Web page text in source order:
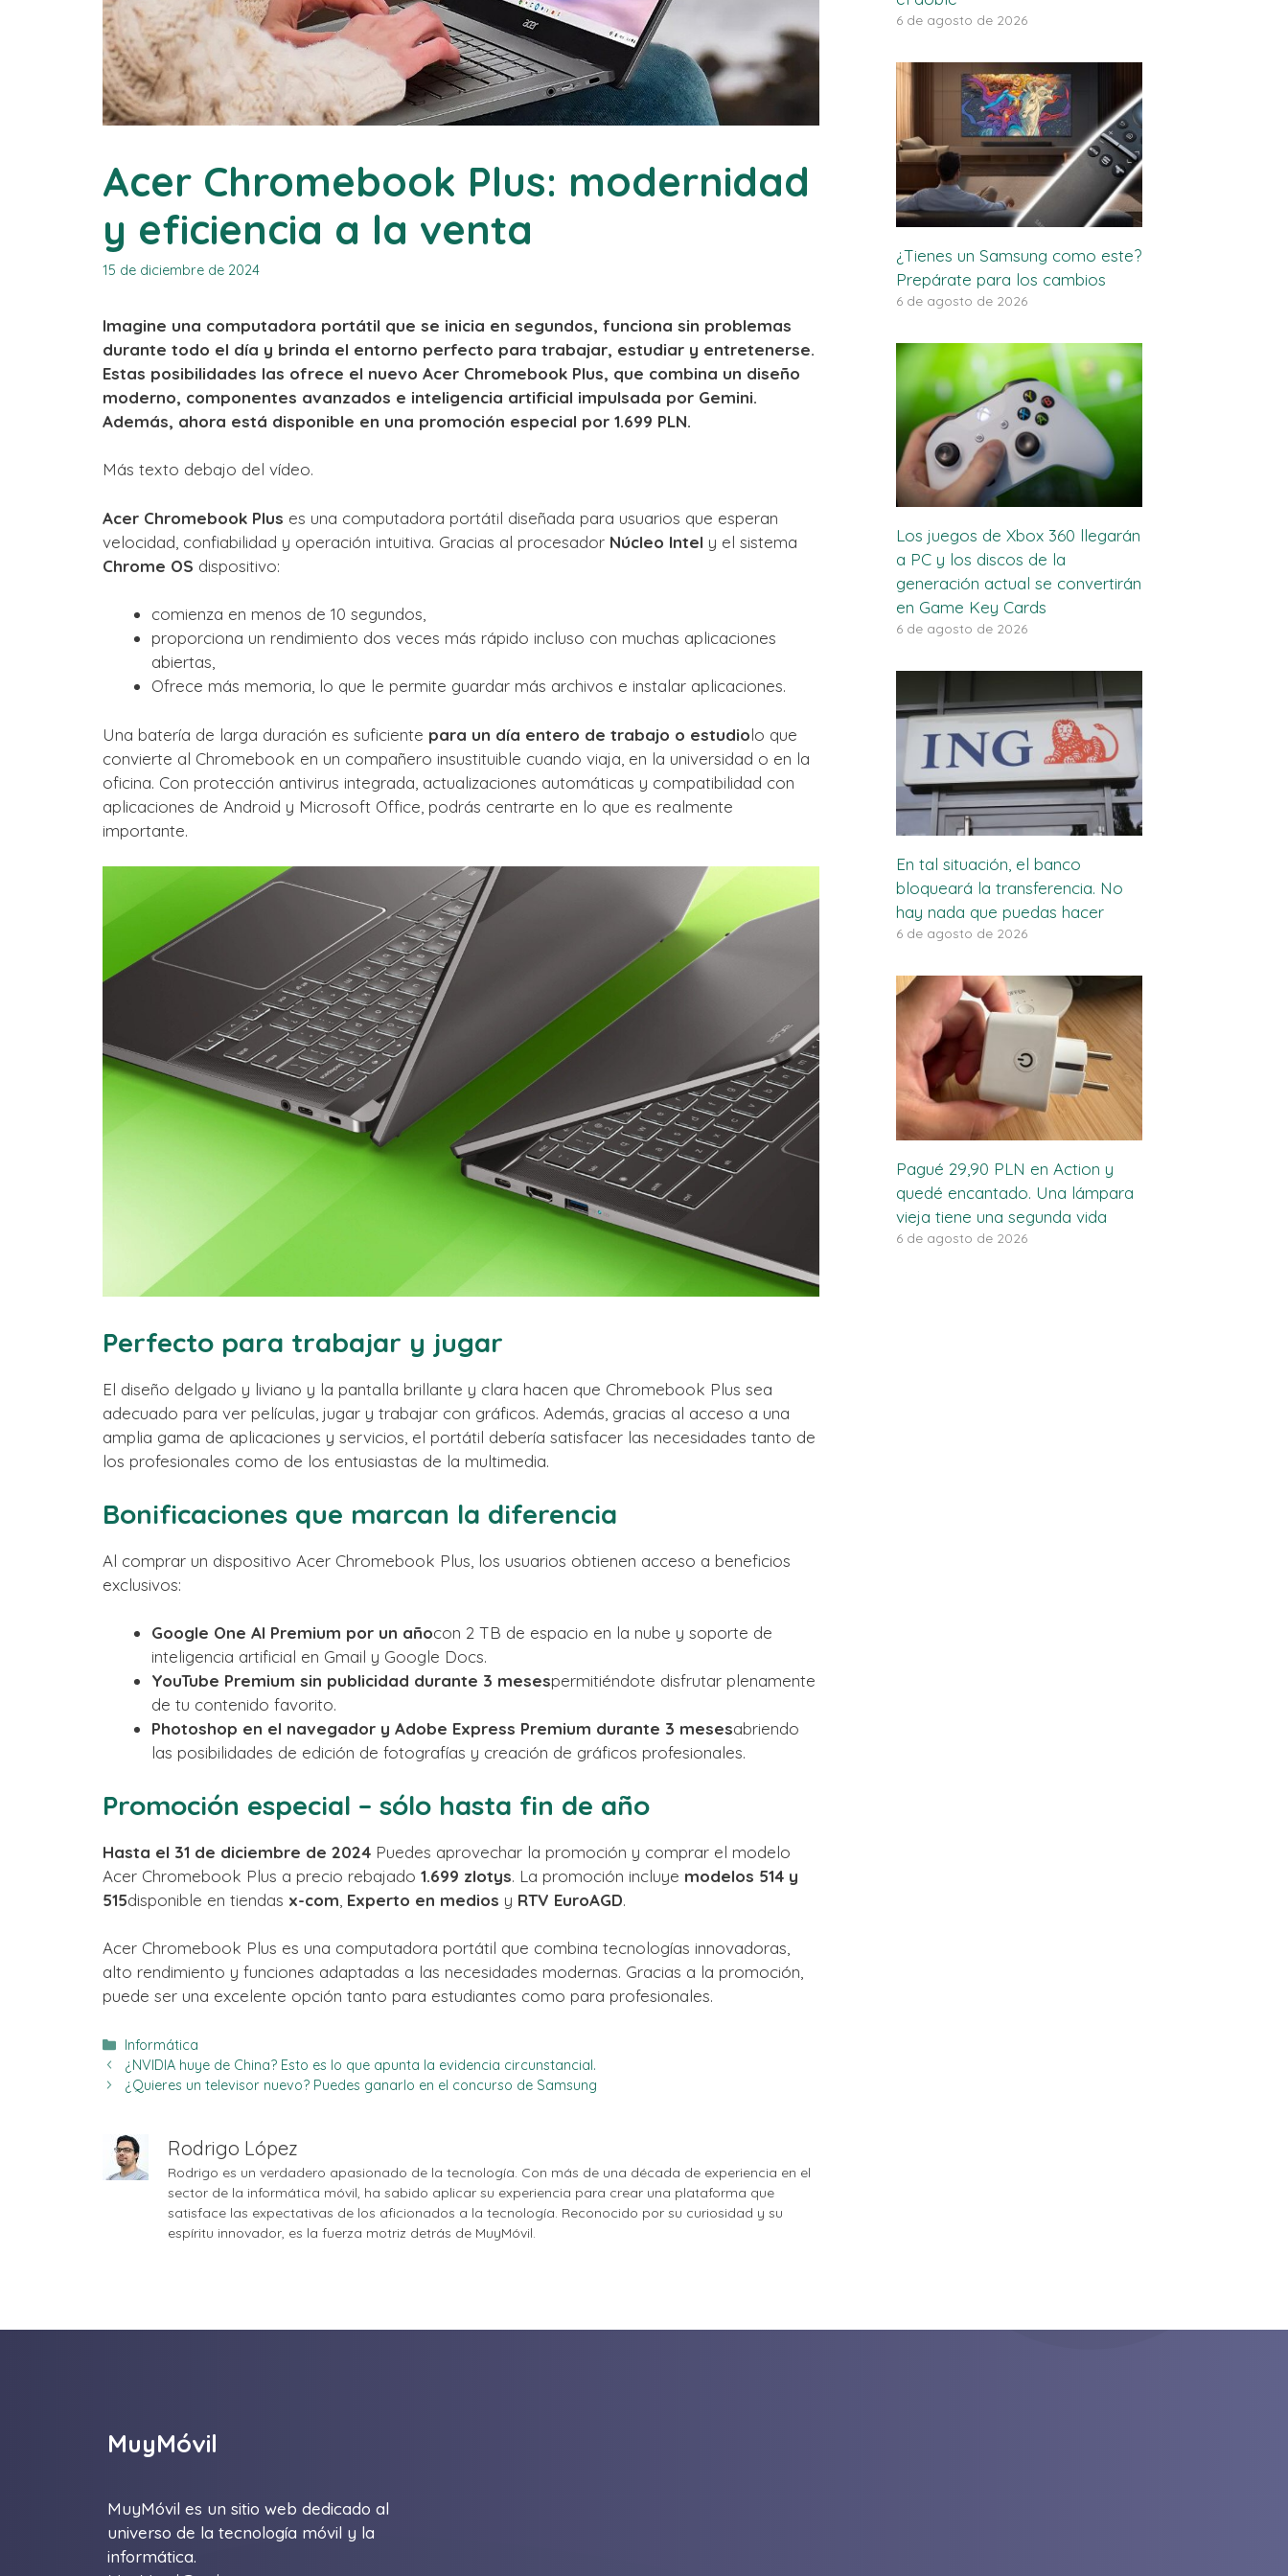
Acer Chromebook Plus: modernidad
y eficiencia a la venta
15 de diciembre de 2024
Imagine una computadora portátil que se inicia en segundos, funciona sin problemas
durante todo el día y brinda el entorno perfecto para trabajar, estudiar y entretenerse.
Estas posibilidades las ofrece el nuevo Acer Chromebook Plus, que combina un diseño
moderno, componentes avanzados e inteligencia artificial impulsada por Gemini.
Además, ahora está disponible en una promoción especial por 1.699 PLN.
Más texto debajo del vídeo.
Acer Chromebook Plus es una computadora portátil diseñada para usuarios que esperan
velocidad, confiabilidad y operación intuitiva. Gracias al procesador Núcleo Intel y el sistema
Chrome OS dispositivo:
comienza en menos de 10 segundos,
proporciona un rendimiento dos veces más rápido incluso con muchas aplicaciones
abiertas,
Ofrece más memoria, lo que le permite guardar más archivos e instalar aplicaciones.
Una batería de larga duración es suficiente para un día entero de trabajo o estudiolo que
convierte al Chromebook en un compañero insustituible cuando viaja, en la universidad o en la
oficina. Con protección antivirus integrada, actualizaciones automáticas y compatibilidad con
aplicaciones de Android y Microsoft Office, podrás centrarte en lo que es realmente
importante.
Perfecto para trabajar y jugar
El diseño delgado y liviano y la pantalla brillante y clara hacen que Chromebook Plus sea
adecuado para ver películas, jugar y trabajar con gráficos. Además, gracias al acceso a una
amplia gama de aplicaciones y servicios, el portátil debería satisfacer las necesidades tanto de
los profesionales como de los entusiastas de la multimedia.
Bonificaciones que marcan la diferencia
Al comprar un dispositivo Acer Chromebook Plus, los usuarios obtienen acceso a beneficios
exclusivos:
Google One AI Premium por un añocon 2 TB de espacio en la nube y soporte de
inteligencia artificial en Gmail y Google Docs.
YouTube Premium sin publicidad durante 3 mesespermitiéndote disfrutar plenamente
de tu contenido favorito.
Photoshop en el navegador y Adobe Express Premium durante 3 mesesabriendo
las posibilidades de edición de fotografías y creación de gráficos profesionales.
Promoción especial – sólo hasta fin de año
Hasta el 31 de diciembre de 2024 Puedes aprovechar la promoción y comprar el modelo
Acer Chromebook Plus a precio rebajado 1.699 zlotys. La promoción incluye modelos 514 y
515disponible en tiendas x-com Experto en medios y RTV EuroAGD.
Acer Chromebook Plus es una computadora portátil que combina tecnologías innovadoras,
alto rendimiento y funciones adaptadas a las necesidades modernas. Gracias a la promoción,
puede ser una excelente opción tanto para estudiantes como para profesionales.
Categorías
Informática
¿NVIDIA huye de China? Esto es lo que apunta la evidencia circunstancial.
¿Quieres un televisor nuevo? Puedes ganarlo en el concurso de Samsung
Rodrigo López
Rodrigo es un verdadero apasionado de la tecnología. Con más de una década de experiencia en el
sector de la informática móvil, ha sabido aplicar su experiencia para crear una plataforma que
satisface las expectativas de los aficionados a la tecnología. Reconocido por su curiosidad y su
espíritu innovador, es la fuerza motriz detrás de MuyMóvil.
6 de agosto de 2026
¿Tienes un Samsung como este?
Prepárate para los cambios
6 de agosto de 2026
Los juegos de Xbox 360 llegarán
a PC y los discos de la
generación actual se convertirán
en Game Key Cards
6 de agosto de 2026
En tal situación, el banco
bloqueará la transferencia. No
hay nada que puedas hacer
6 de agosto de 2026
Pagué 29,90 PLN en Action y
quedé encantado. Una lámpara
vieja tiene una segunda vida
6 de agosto de 2026
MuyMóvil
MuyMóvil es un sitio web dedicado al
universo de la tecnología móvil y la
informática.